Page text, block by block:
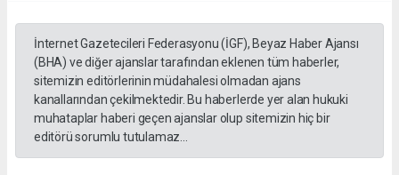
İnternet Gazetecileri Federasyonu (İGF), Beyaz Haber Ajansı
(BHA) ve diğer ajanslar tarafından eklenen tüm haberler,
sitemizin editörlerinin müdahalesi olmadan ajans
kanallarından çekilmektedir. Bu haberlerde yer alan hukuki
muhataplar haberi geçen ajanslar olup sitemizin hiç bir
editörü sorumlu tutulamaz...